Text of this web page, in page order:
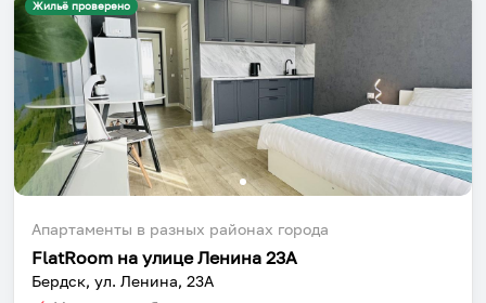
Жильё проверено
Апартаменты в разных районах города
FlatRoom на улице Ленина 23А
Бердск, ул. Ленина, 23А